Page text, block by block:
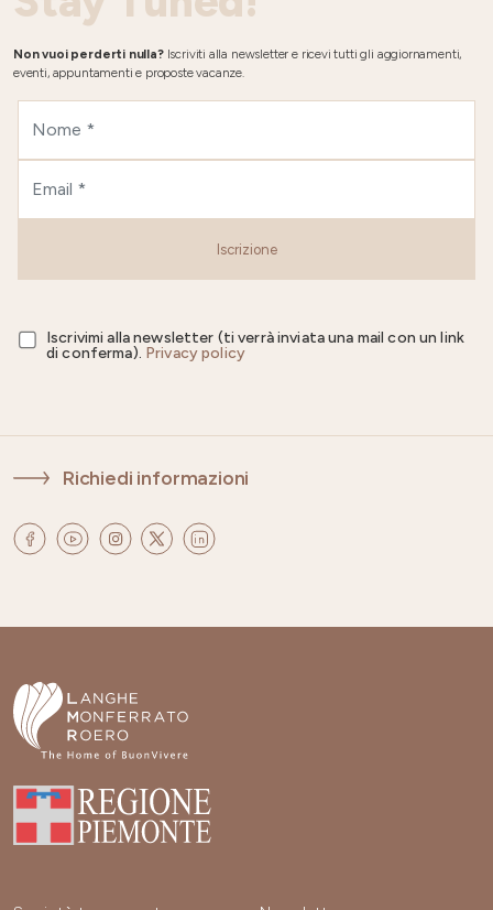
Non vuoi perderti nulla?Iscriviti alla newsletter e ricevi tutti gli aggiornamenti,
eventi, appuntamenti e proposte vacanze.
Iscrizione
Iscrivimi alla newsletter (ti verrà inviata una mail con un link
di conferma). Privacy policy
Richiedi informazioni